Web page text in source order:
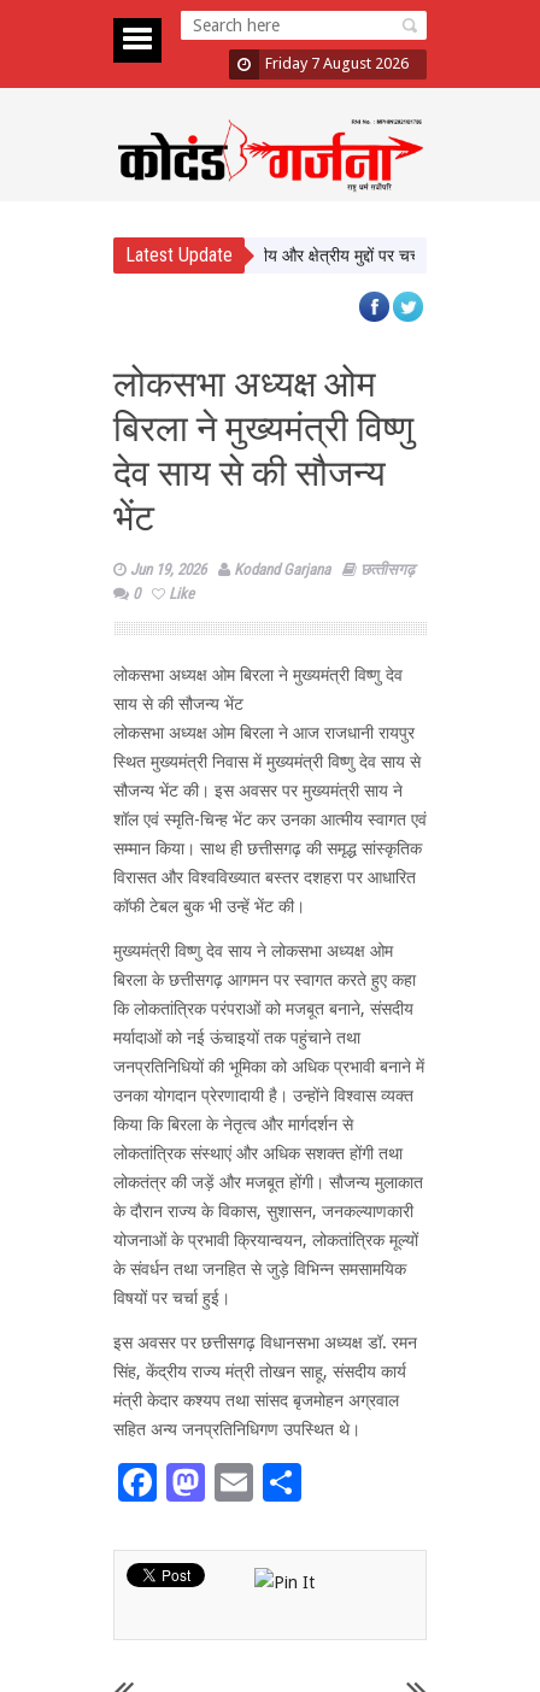
Friday 7 August 2026
Latest Update
का PM मोदी को फोन, द्विपक्षीय और क्षेत्रीय मुद्दों पर चर्चा
लोकसभा अध्यक्ष ओम
बिरला ने मुख्यमंत्री विष्णु
देव साय से की सौजन्य
भेंट
Jun 19, 2026 Kodand Garjana
छत्‍तीसगढ़
0
Like
लोकसभा अध्यक्ष ओम बिरला ने मुख्यमंत्री विष्णु देव
साय से की सौजन्य भेंट
लोकसभा अध्यक्ष ओम बिरला ने आज राजधानी रायपुर
स्थित मुख्यमंत्री निवास में मुख्यमंत्री विष्णु देव साय से
सौजन्य भेंट की। इस अवसर पर मुख्यमंत्री साय ने
शॉल एवं स्मृति-चिन्ह भेंट कर उनका आत्मीय स्वागत एवं
सम्मान किया। साथ ही छत्तीसगढ़ की समृद्ध सांस्कृतिक
विरासत और विश्वविख्यात बस्तर दशहरा पर आधारित
कॉफी टेबल बुक भी उन्हें भेंट की।
मुख्यमंत्री विष्णु देव साय ने लोकसभा अध्यक्ष ओम
बिरला के छत्तीसगढ़ आगमन पर स्वागत करते हुए कहा
कि लोकतांत्रिक परंपराओं को मजबूत बनाने, संसदीय
मर्यादाओं को नई ऊंचाइयों तक पहुंचाने तथा
जनप्रतिनिधियों की भूमिका को अधिक प्रभावी बनाने में
उनका योगदान प्रेरणादायी है। उन्होंने विश्वास व्यक्त
किया कि बिरला के नेतृत्व और मार्गदर्शन से
लोकतांत्रिक संस्थाएं और अधिक सशक्त होंगी तथा
लोकतंत्र की जड़ें और मजबूत होंगी। सौजन्य मुलाकात
के दौरान राज्य के विकास, सुशासन, जनकल्याणकारी
योजनाओं के प्रभावी क्रियान्वयन, लोकतांत्रिक मूल्यों
के संवर्धन तथा जनहित से जुड़े विभिन्न समसामयिक
विषयों पर चर्चा हुई।
इस अवसर पर छत्तीसगढ़ विधानसभा अध्यक्ष डॉ. रमन
सिंह, केंद्रीय राज्य मंत्री तोखन साहू, संसदीय कार्य
मंत्री केदार कश्यप तथा सांसद बृजमोहन अग्रवाल
सहित अन्य जनप्रतिनिधिगण उपस्थित थे।
Facebook
Mastodon
Email